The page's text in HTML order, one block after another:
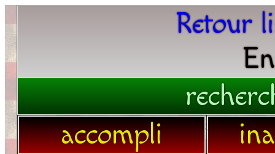
Retour
accompli